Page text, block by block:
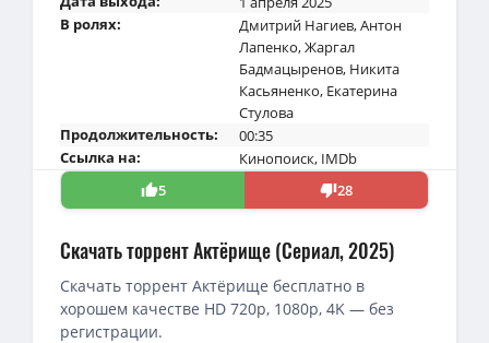
В ролях:
Дмитрий Нагиев,Антон
Лапенко,Жаргал
Бадмацыренов, Никита
Касьяненко, Екатерина
Стулова
Продолжительность:
00:35
Ссылка на:
Кинопоиск, IMDb
5
28
Скачать торрент Актёрище (Сериал, 2025)
Скачать торрент Актёрище бесплатно в
хорошем качестве HD 720p, 1080p, 4K — без
регистрации.